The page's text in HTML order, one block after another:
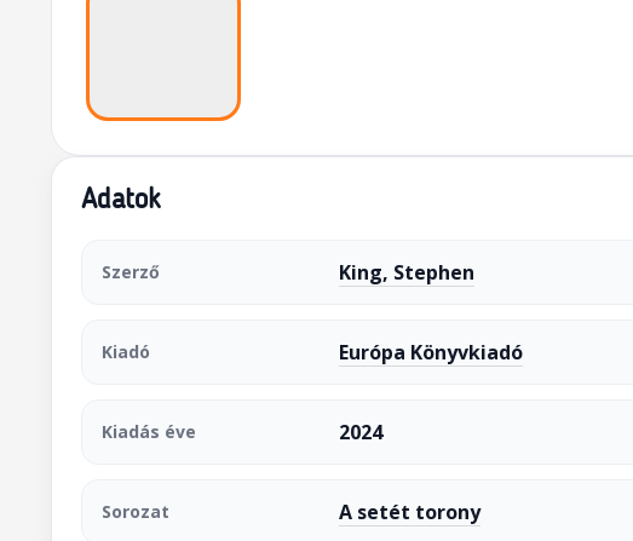
Adatok
Szerző King, Stephen
Kiadó Európa Könyvkiadó
Kiadás éve 2024
Sorozat A setét torony